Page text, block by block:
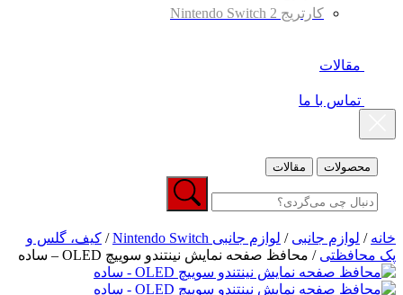
کارتریج Nintendo Switch 2
مقالات
تماس با ما
محصولات مقالات
خانه / لوازم جانبی / لوازم جانبی Nintendo Switch / کیف، گلس و
پک محافظتی / محافظ صفحه نمایش نینتندو سوییچ OLED – ساده